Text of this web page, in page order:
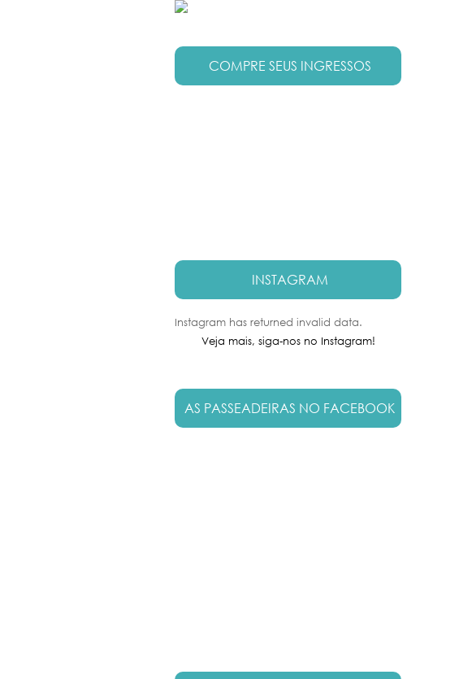
COMPRE SEUS INGRESSOS
INSTAGRAM
Instagram has returned invalid data.
Veja mais, siga-nos no Instagram!
AS PASSEADEIRAS NO FACEBOOK